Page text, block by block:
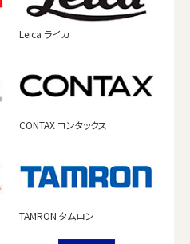
Leica ライカ
CONTAX コンタックス
TAMRON タムロン